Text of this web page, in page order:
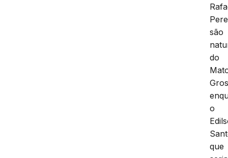
são
do
o
que